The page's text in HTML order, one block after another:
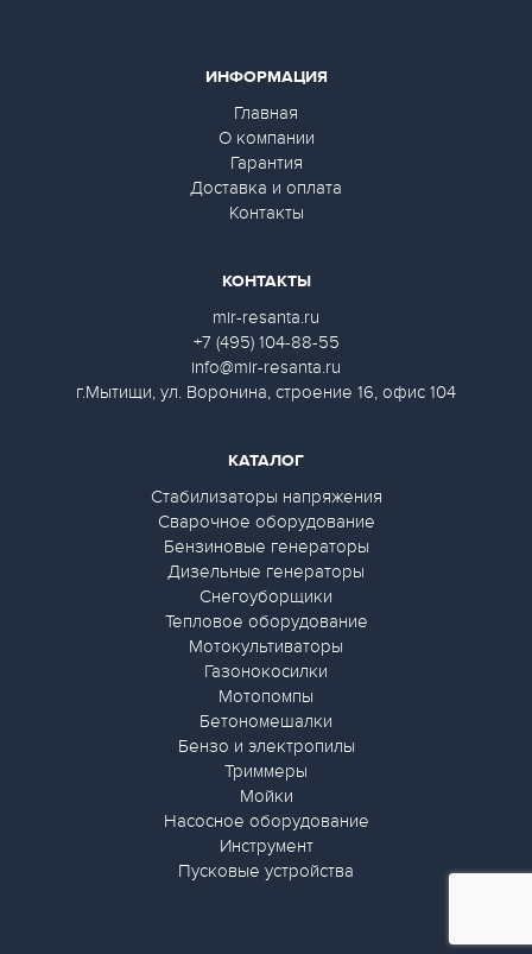
ИНФОРМАЦИЯ
Главная
О компании
Гарантия
Доставка и оплата
Контакты
КАТАЛОГ
Стабилизаторы напряжения
Сварочное оборудование
Бензиновые генераторы
Дизельные генераторы
Снегоуборщики
Тепловое оборудование
Мотокультиваторы
Газонокосилки
Мотопомпы
Бетономешалки
Бензо и электропилы
Триммеры
Мойки
Насосное оборудование
Инструмент
Пусковые устройства
КОНТАКТЫ
mir-resanta.ru
+7 (495) 104-88-55
info@mir-resanta.ru
г.Мытищи, ул. Воронина, строение 16, офис 104